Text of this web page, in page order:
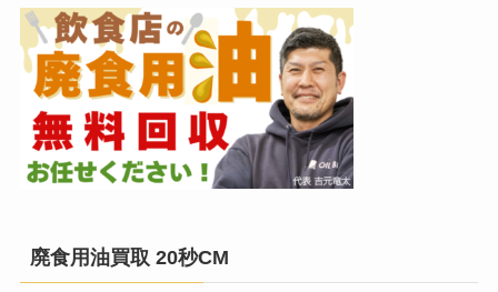
廃食用油買取 20秒CM